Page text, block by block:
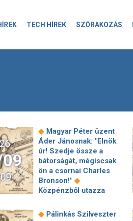
TECH HÍREK SZÓRAKOZÁS
◆ Magyar Péter üzent
Áder Jánosnak: "Elnök
úr! Szedje össze a
bátorságát, mégiscsak
ön a csornai Charles
Bronson!" ◆
Közpénzből utazza
France-ot a köztévét
◆ Pálinkás Szilveszter